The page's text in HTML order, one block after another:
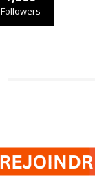
Followers